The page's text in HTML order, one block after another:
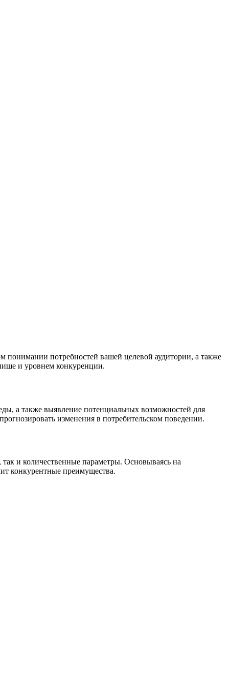
понимании потребностей вашей целевой аудитории, а также
и уровнем конкуренции.
а также выявление потенциальных возможностей для
изменения в потребительском поведении.
и количественные параметры. Основываясь на
конкурентные преимущества.